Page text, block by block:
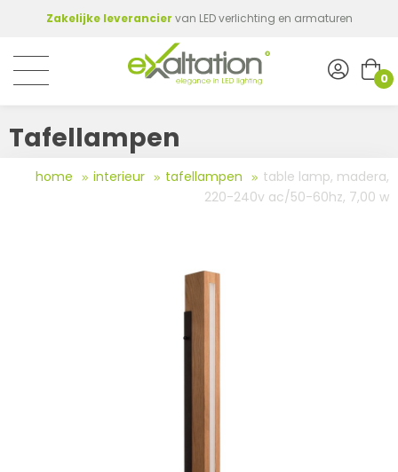
Zakelijke leverancier van LED verlichting en armaturen
0
Tafellampen
home interieur tafellampen
table lamp, madera,
220-240v ac/50-60hz, 7,00 w